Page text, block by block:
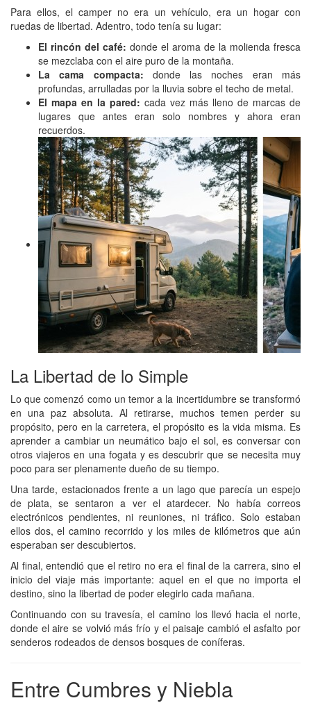
Para ellos, el camper no era un vehículo, era un hogar con
ruedas de libertad. Adentro, todo tenía su lugar:
El rincón del café: donde el aroma de la molienda fresca
se mezclaba con el aire puro de la montaña.
La cama compacta: donde las noches eran más
profundas, arrulladas por la lluvia sobre el techo de metal.
El mapa en la pared: cada vez más lleno de marcas de
lugares que antes eran solo nombres y ahora eran
recuerdos.
La Libertad de lo Simple
Lo que comenzó como un temor a la incertidumbre se transformó
en una paz absoluta. Al retirarse, muchos temen perder su
propósito, pero en la carretera, el propósito es la vida misma. Es
aprender a cambiar un neumático bajo el sol, es conversar con
otros viajeros en una fogata y es descubrir que se necesita muy
poco para ser plenamente dueño de su tiempo.
Una tarde, estacionados frente a un lago que parecía un espejo
de plata, se sentaron a ver el atardecer. No había correos
electrónicos pendientes, ni reuniones, ni tráfico. Solo estaban
ellos dos, el camino recorrido y los miles de kilómetros que aún
esperaban ser descubiertos.
Al final, entendió que el retiro no era el final de la carrera, sino el
inicio del viaje más importante: aquel en el que no importa el
destino, sino la libertad de poder elegirlo cada mañana.
Continuando con su travesía, el camino los llevó hacia el norte,
donde el aire se volvió más frío y el paisaje cambió el asfalto por
senderos rodeados de densos bosques de coníferas.
Entre Cumbres y Niebla